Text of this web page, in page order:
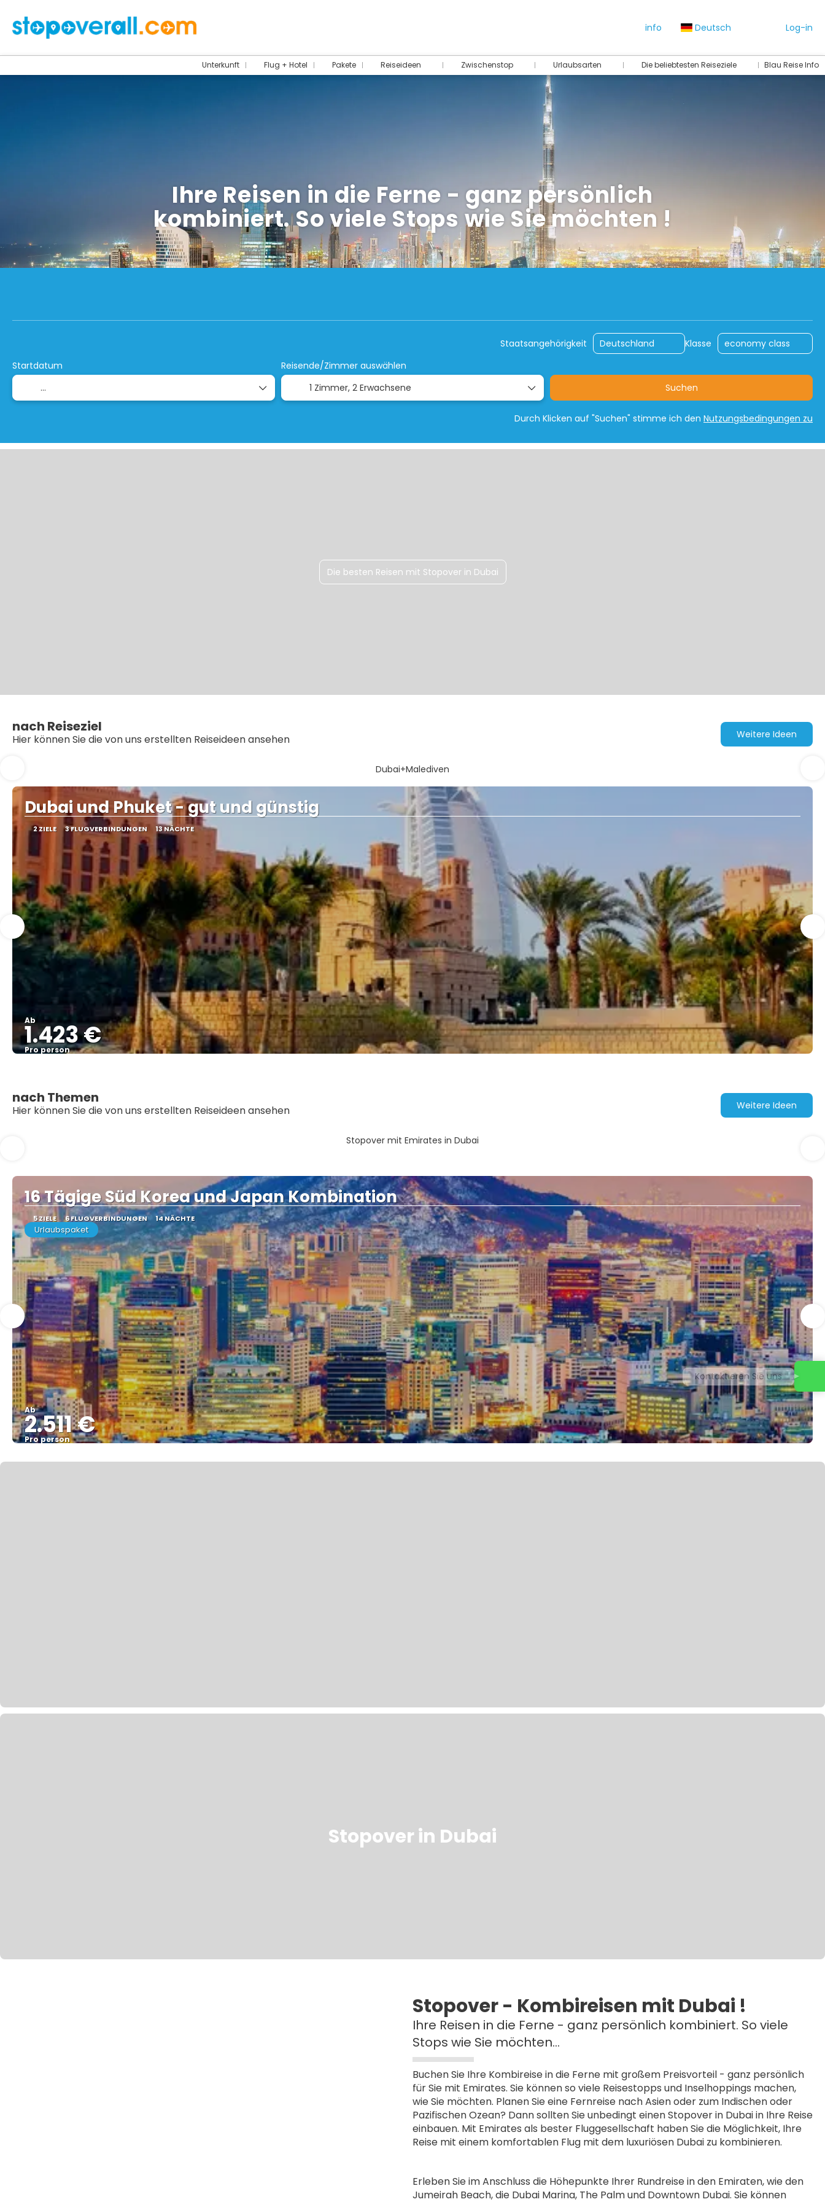
info Deutsch Log-in
Unterkunft Flug + Hotel Pakete Reiseideen Zwischenstop Urlaubsarten Die beliebtesten Reiseziele Blau Reise Info
Ihre Reisen in die Ferne - ganz persönlich
kombiniert. So viele Stops wie Sie möchten !
Staatsangehörigkeit
Klasse
Startdatum
Reisende/Zimmer auswählen
1 Zimmer, 2 Erwachsene Suchen
Durch Klicken auf "Suchen" stimme ich den Nutzungsbedingungen zu
Die besten Reisen mit Stopover in Dubai
nach Reiseziel
Hier können Sie die von uns erstellten Reiseideen ansehen Weitere Ideen
Dubai+Malediven
Dubai und Phuket - gut und günstig
2 ZIELE 3 FLUGVERBINDUNGEN 13 NÄCHTE
Ab
1.423 €
Pro person
nach Themen
Hier können Sie die von uns erstellten Reiseideen ansehen Weitere Ideen
Stopover mit Emirates in Dubai
16 Tägige Süd Korea und Japan Kombination
5 ZIELE 6 FLUGVERBINDUNGEN 14 NÄCHTE
Urlaubspaket
Ab
2.511 €
Pro person
Stopover in Dubai
Stopover - Kombireisen mit Dubai !
Ihre Reisen in die Ferne - ganz persönlich kombiniert. So viele
Stops wie Sie möchten...
Buchen Sie Ihre Kombireise in die Ferne mit großem Preisvorteil - ganz persönlich
für Sie mit Emirates. Sie können so viele Reisestopps und Inselhoppings machen,
wie Sie möchten. Planen Sie eine Fernreise nach Asien oder zum Indischen oder
Pazifischen Ozean? Dann sollten Sie unbedingt einen Stopover in Dubai in Ihre Reise
einbauen. Mit Emirates als bester Fluggesellschaft haben Sie die Möglichkeit, Ihre
Reise mit einem komfortablen Flug mit dem luxuriösen Dubai zu kombinieren.
Erleben Sie im Anschluss die Höhepunkte Ihrer Rundreise in den Emiraten, wie den
Jumeirah Beach, die Dubai Marina, The Palm und Downtown Dubai. Sie können
Kontaktieren Sie uns